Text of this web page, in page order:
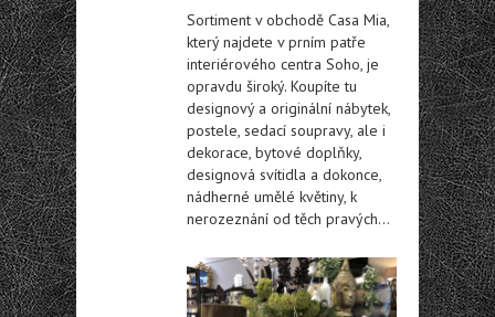
Sortiment v obchodě Casa Mia,
který najdete v prním patře
interiérového centra Soho, je
opravdu široký. Koupíte tu
designový a originální nábytek,
postele, sedací soupravy, ale i
dekorace, bytové doplňky,
designová svítidla a dokonce,
nádherné umělé květiny, k
nerozeznání od těch pravých…